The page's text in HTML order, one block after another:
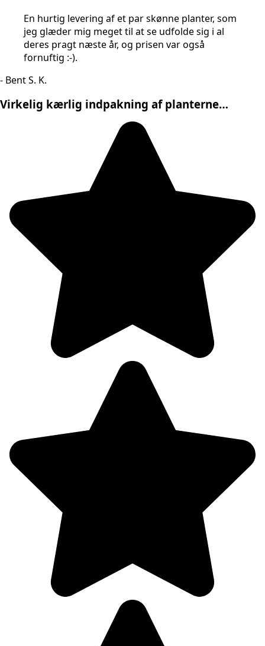
En hurtig levering af et par skønne planter, som
jeg glæder mig meget til at se udfolde sig i al
deres pragt næste år, og prisen var også
fornuftig :-).
- Bent S. K.
Virkelig kærlig indpakning af planterne…